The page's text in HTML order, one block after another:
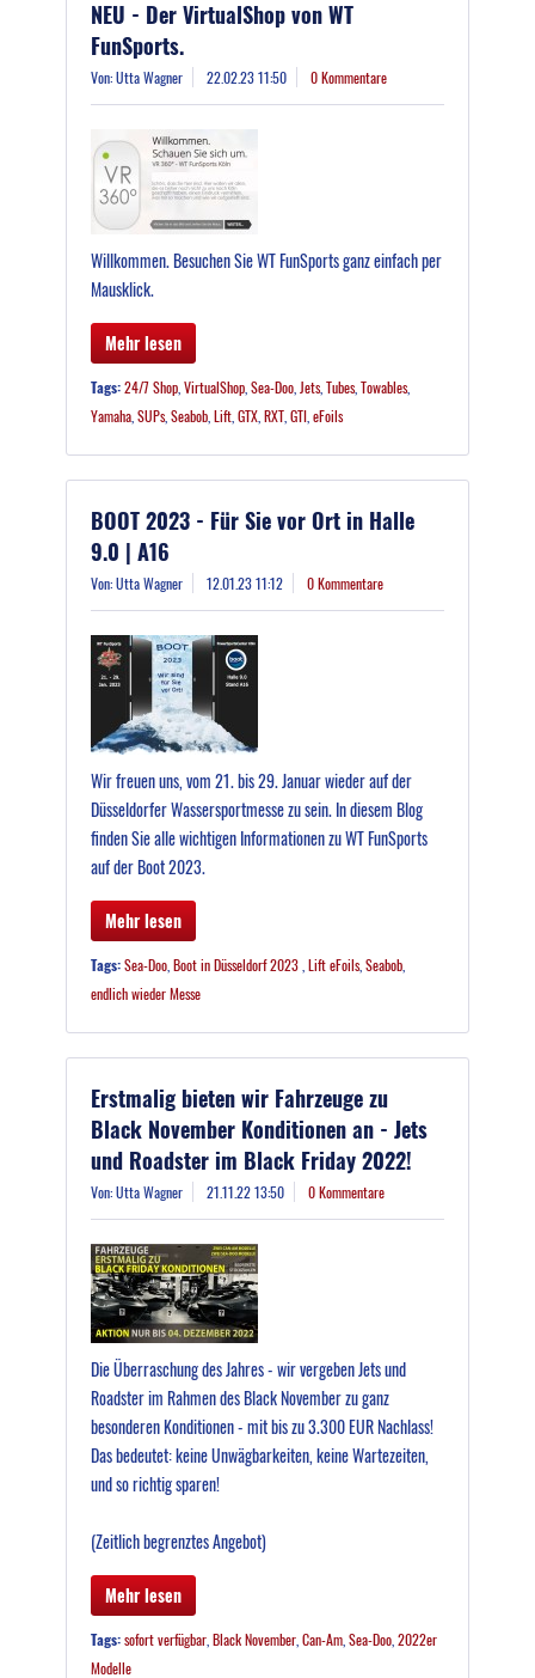
NEU - Der VirtualShop von WT
FunSports.
Von: Utta Wagner 22.02.23 11:50 0 Kommentare
Willkommen. Besuchen Sie WT FunSports ganz einfach per
Mausklick.
Mehr lesen
Tags:24/7 Shop, VirtualShop, Sea-Doo, Jets, Tubes, Towables,
Yamaha, SUPs, Seabob, Lift, GTX, RXT, GTI, eFoils
BOOT 2023 - Für Sie vor Ort in Halle
9.0 | A16
Von: Utta Wagner 12.01.23 11:12 0 Kommentare
Wir freuen uns, vom 21. bis 29. Januar wieder auf der
Düsseldorfer Wassersportmesse zu sein. In diesem Blog
finden Sie alle wichtigen Informationen zu WT FunSports
auf der Boot 2023.
Mehr lesen
Tags:Sea-Doo, Boot in Düsseldorf 2023 Lift eFoils, Seabob,
endlich wieder Messe
Erstmalig bieten wir Fahrzeuge zu
Black November Konditionen an - Jets
und Roadster im Black Friday 2022!
Von: Utta Wagner 21.11.22 13:50 0 Kommentare
Die Überraschung des Jahres - wir vergeben Jets und
Roadster im Rahmen des Black November zu ganz
besonderen Konditionen - mit bis zu 3.300 EUR Nachlass!
Das bedeutet: keine Unwägbarkeiten, keine Wartezeiten,
und so richtig sparen!
(Zeitlich begrenztes Angebot)
Mehr lesen
Tags:sofort verfügbar, Black November, Can-Am, Sea-Doo, 2022er
Modelle